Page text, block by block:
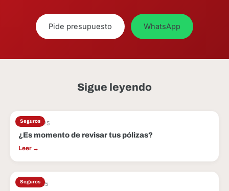
Pide presupuesto WhatsApp
Sigue leyendo
Seguros
27 Jul 2025
¿Es momento de revisar tus pólizas?
Leer →
Seguros
17 Jul 2025